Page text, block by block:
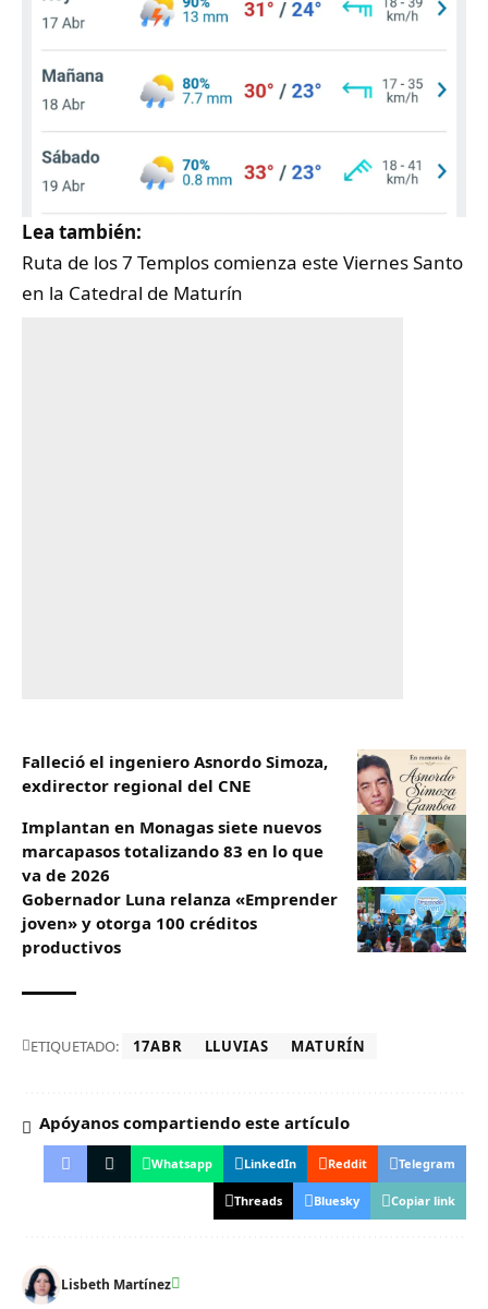
Lea también:
Ruta de los 7 Templos comienza este Viernes Santo
en la Catedral de Maturín
Falleció el ingeniero Asnordo Simoza,
exdirector regional del CNE
Implantan en Monagas siete nuevos
marcapasos totalizando 83 en lo que
va de 2026
Gobernador Luna relanza «Emprender
joven» y otorga 100 créditos
productivos
ETIQUETADO: 17ABR LLUVIAS MATURÍN
Apóyanos compartiendo este artículo
Whatsapp LinkedIn Reddit Telegram
Threads Bluesky Copiar link
Lisbeth Martínez